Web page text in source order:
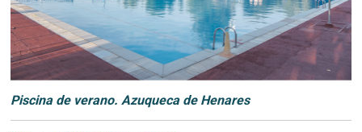
Piscina de verano. Azuqueca de Henares